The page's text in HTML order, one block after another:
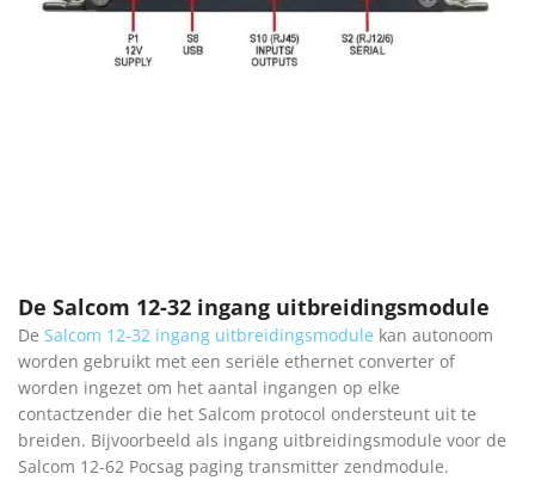
De Salcom 12-32 ingang uitbreidingsmodule
De Salcom 12-32 ingang uitbreidingsmodule kan autonoom
worden gebruikt met een seriële ethernet converter of
worden ingezet om het aantal ingangen op elke
contactzender die het Salcom protocol ondersteunt uit te
breiden. Bijvoorbeeld als ingang uitbreidingsmodule voor de
Salcom 12-62 Pocsag paging transmitter zendmodule.